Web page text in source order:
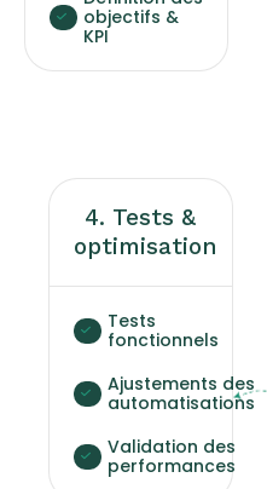
objectifs &
KPI
4. Tests &
optimisation
Tests
fonctionnels
Ajustements des
automatisations
Validation des
performances